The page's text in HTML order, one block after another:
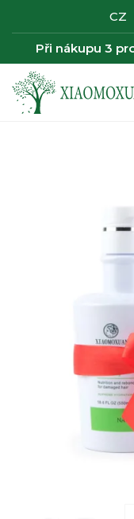
CZ
Při nákupu 3